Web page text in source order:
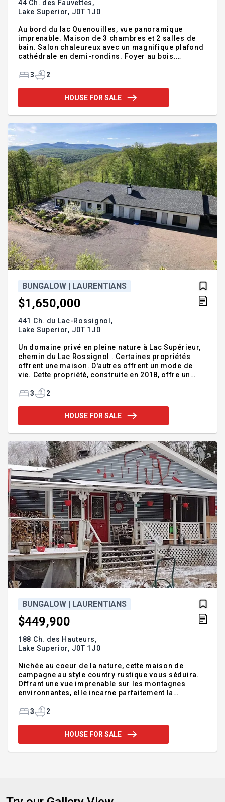
44 Ch. des Fauvettes,
Lake Superior, J0T 1J0
Au bord du lac Quenouilles, vue panoramique
imprenable. Maison de 3 chambres et 2 salles de
bain. Salon chaleureux avec un magnifique plafond
cathédrale en demi-rondins. Foyer au bois.
récemment rénovée avec comptoirs en marbre.
amis. Addendum:Lac Quenouilles - Lac navigable à
moteur. Idéal pour tous les sports nautiques. À 15
gastronomique récemment rénovée. Toiture de
2018. Confortable et agréab
3 2
HOUSE FOR SALE
BUNGALOW | LAURENTIANS
$1,650,000
441 Ch. du Lac-Rossignol,
Lake Superior, J0T 1J0
Un domaine privé en pleine nature à Lac Supérieur,
chemin du Lac Rossignol . Certaines propriétés
offrent une maison. D'autres offrent un mode de
vie. Cette propriété, construite en 2018, offre un
nature, de l'espace et du plein air. La résidence
650 pi²) et s'étend sur un vaste terrain de plus de 73
000 m² (près de 786 000 pi² / environ 19 acres). (La
mène au site de ce spectaculaire domaine. Suit
3 2
HOUSE FOR SALE
BUNGALOW | LAURENTIANS
$449,900
188 Ch. des Hauteurs,
Lake Superior, J0T 1J0
Nichée au coeur de la nature, cette maison de
campagne au style country rustique vous séduira.
Offrant une vue imprenable sur les montagnes
environnantes, elle incarne parfaitement la
matériaux authentiques, cette propriété se
vastes espaces de vie créent un environnement,
idéal pour recevoir famille et amis. Pensée pour la
3 2
HOUSE FOR SALE